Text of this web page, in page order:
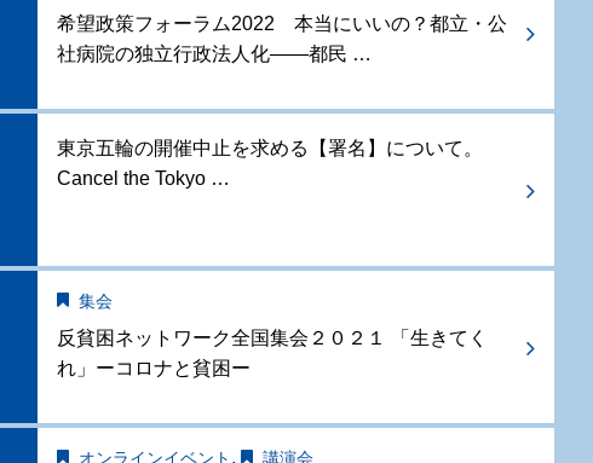
希望政策フォーラム2022 本当にいいの？都立・公
社病院の独立行政法人化——都民 …
東京五輪の開催中止を求める【署名】について。
Cancel the Tokyo …
集会
反貧困ネットワーク全国集会２０２１ 「生きてく
れ」ーコロナと貧困ー
オンラインイベント , 講演会